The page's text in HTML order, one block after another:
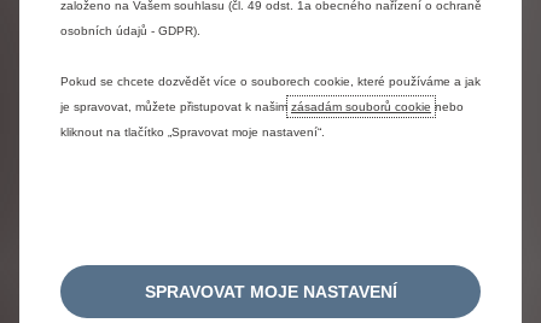
S DPH
Základní výbava vozu viz aktuálně platný ceník.
založeno na Vašem souhlasu (čl. 49 odst. 1a obecného nařízení o ochraně
osobních údajů - GDPR).
Pokud se chcete dozvědět více o souborech cookie, které používáme a jak
je spravovat, můžete přistupovat k našim zásadám souborů cookie nebo
kliknout na tlačítko „Spravovat moje nastavení“.
SPRAVOVAT MOJE NASTAVENÍ